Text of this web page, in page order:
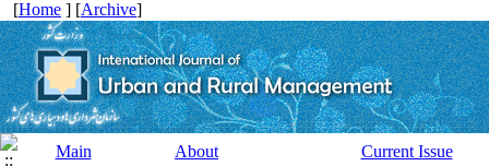
[Home ] [Archive]
Main About Current Issue